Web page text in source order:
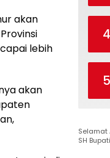
akan
lebih
akan
4
5
Selamat
SH